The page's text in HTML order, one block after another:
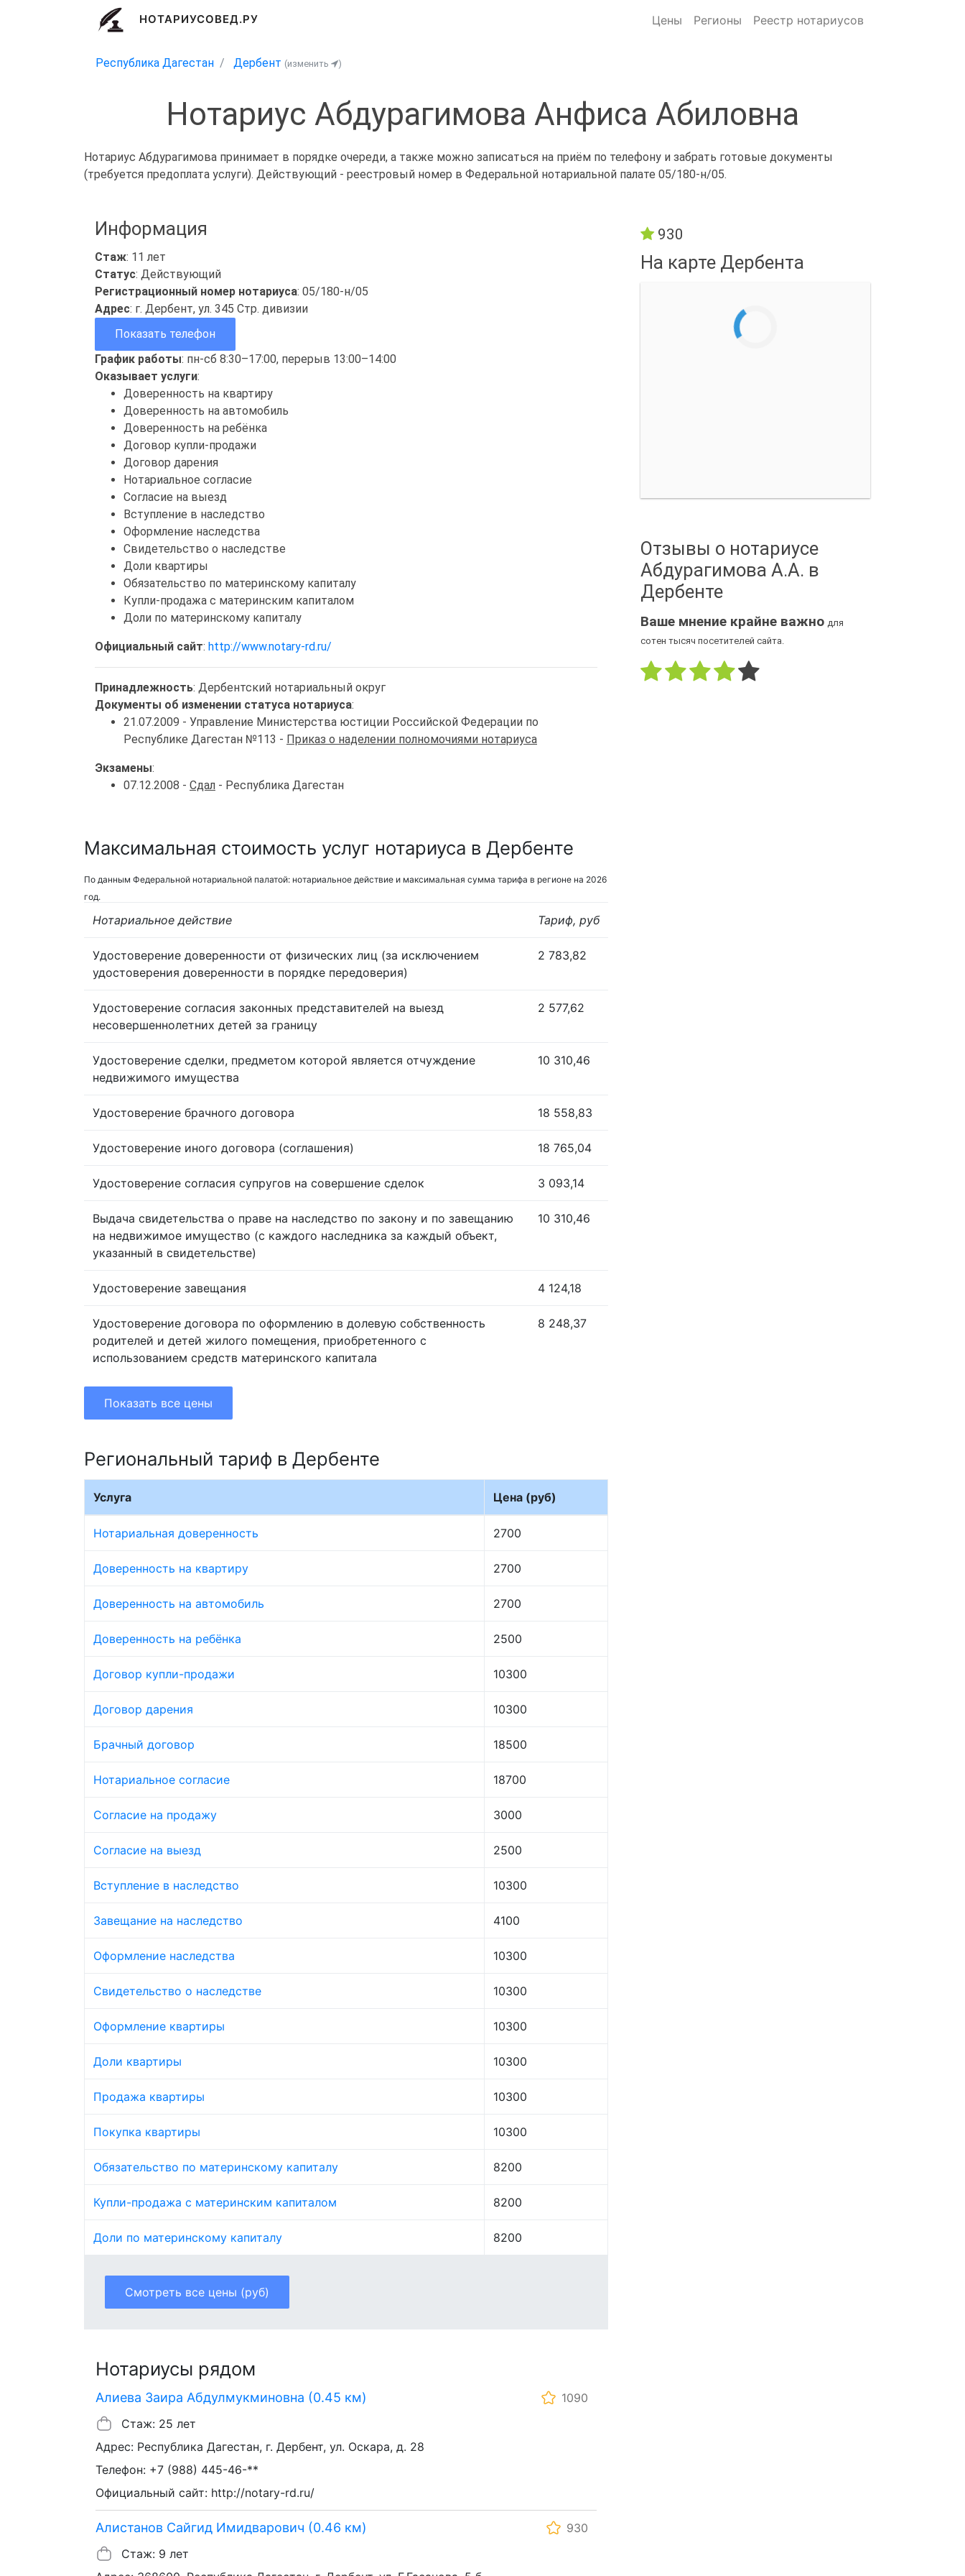
НОТАРИУСОВЕД.РУ Цены Регионы Реестр нотариусов
Республика Дагестан Дербент (изменить )
Нотариус Абдурагимова Анфиса Абиловна
Нотариус Абдурагимова принимает в порядке очереди, а также можно записаться на приём по телефону и забрать готовые документы
(требуется предоплата услуги). Действующий - реестровый номер в Федеральной нотариальной палате 05/180-н/05.
Информация
Стаж: 11 лет
Статус: Действующий
Регистрационный номер нотариуса: 05/180-н/05
Адрес: г. Дербент, ул. 345 Стр. дивизии
Показать телефон
График работы: пн-сб 8:30–17:00, перерыв 13:00–14:00
Оказывает услуги:
Доверенность на квартиру
Доверенность на автомобиль
Доверенность на ребёнка
Договор купли-продажи
Договор дарения
Нотариальное согласие
Согласие на выезд
Вступление в наследство
Оформление наследства
Свидетельство о наследстве
Доли квартиры
Обязательство по материнскому капиталу
Купли-продажа с материнским капиталом
Доли по материнскому капиталу
Официальный сайт: http://www.notary-rd.ru/
Принадлежность: Дербентский нотариальный округ
Документы об изменении статуса нотариуса:
21.07.2009 - Управление Министерства юстиции Российской Федерации по
Республике Дагестан №113 - Приказ о наделении полномочиями нотариуса
Экзамены:
07.12.2008 - Сдал - Республика Дагестан
Максимальная стоимость услуг нотариуса в Дербенте
По данным Федеральной нотариальной палатой: нотариальное действие и максимальная сумма тарифа в регионе на 2026
год.
Нотариальное действие Тариф, руб
Удостоверение доверенности от физических лиц (за исключением
удостоверения доверенности в порядке передоверия)
2 783,82
Удостоверение согласия законных представителей на выезд
несовершеннолетних детей за границу
2 577,62
Удостоверение сделки, предметом которой является отчуждение
недвижимого имущества
10 310,46
Удостоверение брачного договора 18 558,83
Удостоверение иного договора (соглашения) 18 765,04
Удостоверение согласия супругов на совершение сделок 3 093,14
Выдача свидетельства о праве на наследство по закону и по завещанию
на недвижимое имущество (с каждого наследника за каждый объект,
указанный в свидетельстве)
10 310,46
Удостоверение завещания 4 124,18
Удостоверение договора по оформлению в долевую собственность
родителей и детей жилого помещения, приобретенного с
использованием средств материнского капитала
8 248,37
Показать все цены
Региональный тариф в Дербенте
Услуга Цена (руб)
Нотариальная доверенность 2700
Доверенность на квартиру 2700
Доверенность на автомобиль 2700
Доверенность на ребёнка 2500
Договор купли-продажи 10300
Договор дарения 10300
Брачный договор 18500
Нотариальное согласие 18700
Согласие на продажу 3000
Согласие на выезд 2500
Вступление в наследство 10300
Завещание на наследство 4100
Оформление наследства 10300
Свидетельство о наследстве 10300
Оформление квартиры 10300
Доли квартиры 10300
Продажа квартиры 10300
Покупка квартиры 10300
Обязательство по материнскому капиталу 8200
Купли-продажа с материнским капиталом 8200
Доли по материнскому капиталу 8200
Смотреть все цены (руб)
Нотариусы рядом
Алиева Заира Абдулмукминовна (0.45 км)
1090
Стаж: 25 лет
Адрес: Республика Дагестан, г. Дербент, ул. Оскара, д. 28
Телефон: +7 (988) 445-46-**
Официальный сайт: http://notary-rd.ru/
Алистанов Сайгид Имидварович (0.46 км)
930
Стаж: 9 лет
930
На карте Дербента
Отзывы о нотариусе
Абдурагимова А.А. в
Дербенте
Ваше мнение крайне важно для
сотен тысяч посетителей сайта.